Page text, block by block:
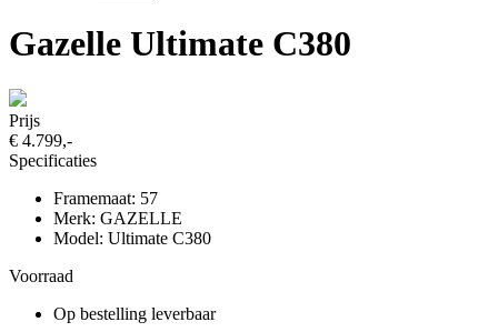
Gazelle Ultimate C380
Prijs
€ 4.799,-
Specificaties
Framemaat: 57
Merk: GAZELLE
Model: Ultimate C380
Voorraad
Op bestelling leverbaar